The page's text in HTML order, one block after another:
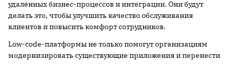
удалённых бизнес-процессов и интеграции. Они будут
делать это, чтобы улучшить качество обслуживания
клиентов и повысить комфорт сотрудников.
Low-code-платформы не только помогут организациям
модернизировать существующие приложения и перенести